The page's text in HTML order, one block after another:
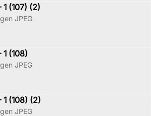
1 (107) (2)
JPEG
1 (108)
JPEG
1 (108) (2)
JPEG